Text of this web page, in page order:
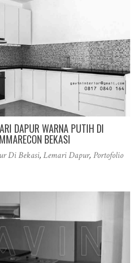
DAPUR WARNA PUTIH DI
BEKASI
Di Bekasi, Lemari Dapur, Portofolio